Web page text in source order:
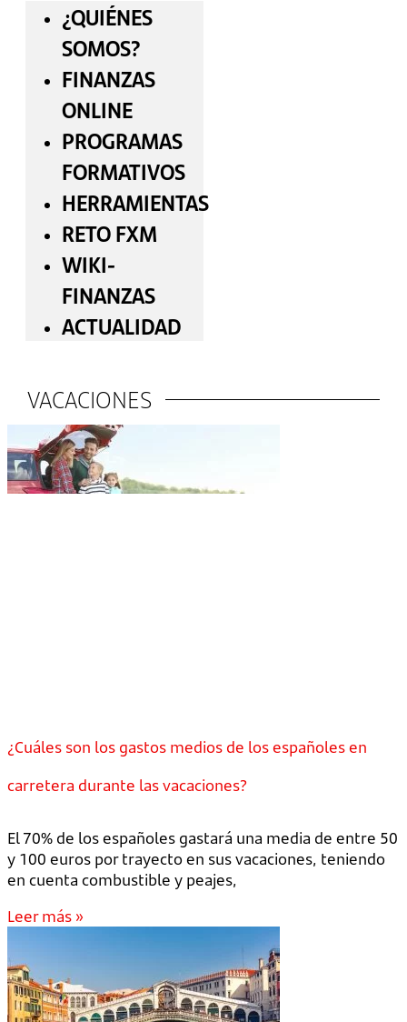
¿QUIÉNES
SOMOS?
FINANZAS
ONLINE
PROGRAMAS
FORMATIVOS
HERRAMIENTAS
RETO FXM
WIKI-
FINANZAS
ACTUALIDAD
VACACIONES
¿Cuáles son los gastos medios de los españoles en
carretera durante las vacaciones?
El 70% de los españoles gastará una media de entre 50
y 100 euros por trayecto en sus vacaciones, teniendo
en cuenta combustible y peajes,
Leer más »